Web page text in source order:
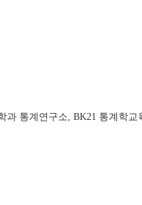
과 통계연구소, BK21 통계학